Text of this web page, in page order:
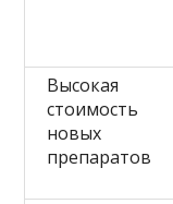
Высокая
стоимость
новых
препаратов